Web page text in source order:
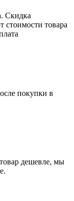
Скидка
стоимости товара
покупки в
дешевле, мы